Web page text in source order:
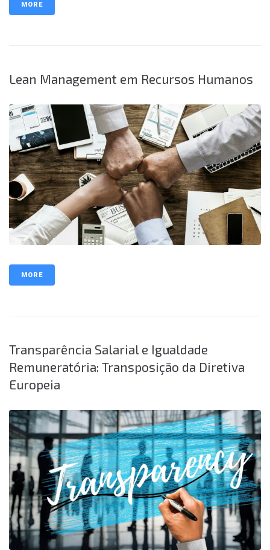
MORE
Lean Management em Recursos Humanos
MORE
Transparência Salarial e Igualdade
Remuneratória: Transposição da Diretiva
Europeia